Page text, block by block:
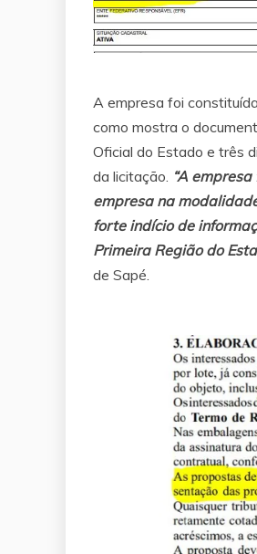
A empresa foi
como mostra o
Oficial do Estado e três
da licitação. “A
empresa na
forte indício de
Primeira Região do
de Sapé.